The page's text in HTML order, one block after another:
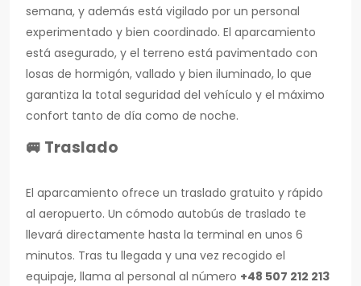
semana, y además está vigilado por un personal
experimentado y bien coordinado. El aparcamiento
está asegurado, y el terreno está pavimentado con
losas de hormigón, vallado y bien iluminado, lo que
garantiza la total seguridad del vehículo y el máximo
confort tanto de día como de noche.
🚐 Traslado
El aparcamiento ofrece un traslado gratuito y rápido
al aeropuerto. Un cómodo autobús de traslado te
llevará directamente hasta la terminal en unos 6
minutos. Tras tu llegada y una vez recogido el
equipaje, llama al personal al número +48 507 212 213